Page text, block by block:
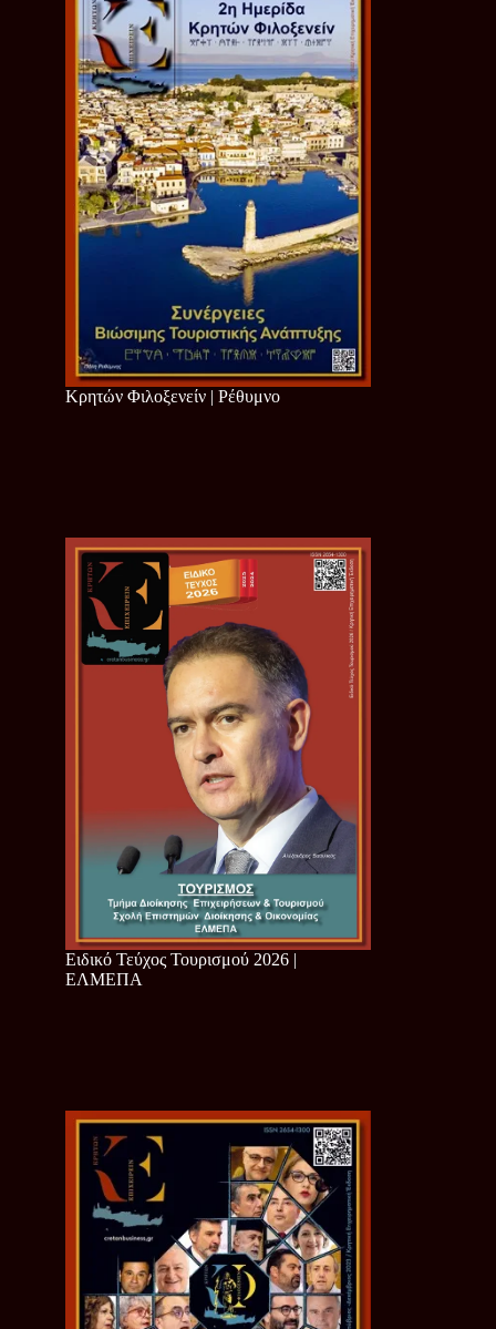
Κρητών Φιλοξενείν | Ρέθυμνο
Ειδικό Τεύχος Τουρισμού 2026 |
ΕΛΜΕΠΑ